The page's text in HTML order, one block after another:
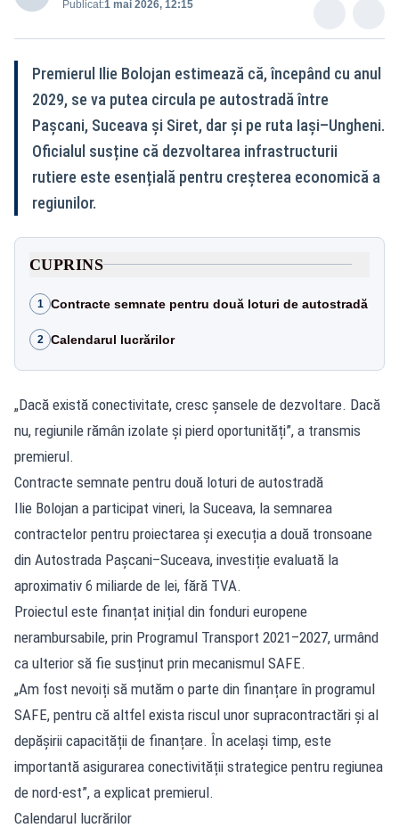
Publicat:1 mai 2026, 12:15
Premierul Ilie Bolojan estimează că, începând cu anul
2029, se va putea circula pe autostradă între
Pașcani, Suceava și Siret, dar și pe ruta Iași–Ungheni.
Oficialul susține că dezvoltarea infrastructurii
rutiere este esențială pentru creșterea economică a
regiunilor.
CUPRINS
1 Contracte semnate pentru două loturi de autostradă
2 Calendarul lucrărilor
„Dacă există conectivitate, cresc șansele de dezvoltare. Dacă
nu, regiunile rămân izolate și pierd oportunități”, a transmis
premierul.
Contracte semnate pentru două loturi de autostradă
Ilie Bolojan a participat vineri, la Suceava, la semnarea
contractelor pentru proiectarea și execuția a două tronsoane
din Autostrada Pașcani–Suceava, investiție evaluată la
aproximativ 6 miliarde de lei, fără TVA.
Proiectul este finanțat inițial din fonduri europene
nerambursabile, prin Programul Transport 2021–2027, urmând
ca ulterior să fie susținut prin mecanismul SAFE.
„Am fost nevoiți să mutăm o parte din finanțare în programul
SAFE, pentru că altfel exista riscul unor supracontractări și al
depășirii capacității de finanțare. În același timp, este
importantă asigurarea conectivității strategice pentru regiunea
de nord-est”, a explicat premierul.
Calendarul lucrărilor